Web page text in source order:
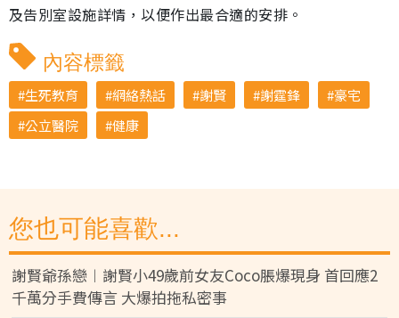
及告別室設施詳情，以便作出最合適的安排。
內容標籤
生死教育 網絡熱話 謝賢 謝霆鋒
豪宅
公立醫院
健康
您也可能喜歡...
謝賢爺孫戀︱謝賢小49歲前女友Coco脹爆現身 首回應2
千萬分手費傳言 大爆拍拖私密事